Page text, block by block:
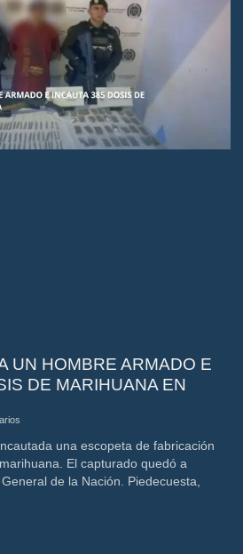
UN HOMBRE ARMADO E
DE MARIHUANA EN
una escopeta de fabricación
El capturado quedó a
de la Nación. Piedecuesta,